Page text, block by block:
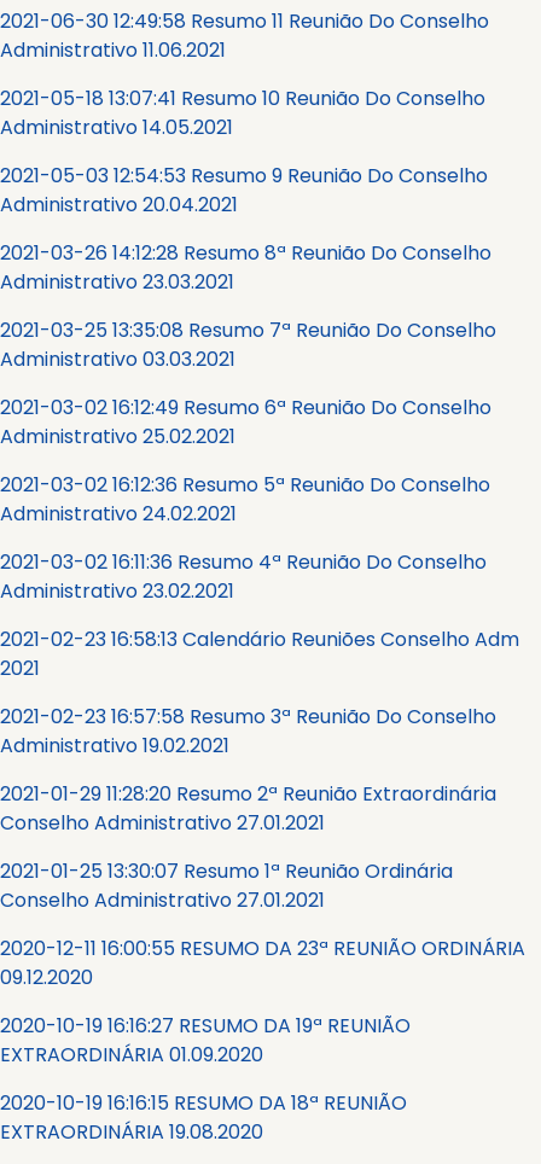
2021-06-30 12:49:58 Resumo 11 Reunião Do Conselho
Administrativo 11.06.2021
2021-05-18 13:07:41 Resumo 10 Reunião Do Conselho
Administrativo 14.05.2021
2021-05-03 12:54:53 Resumo 9 Reunião Do Conselho
Administrativo 20.04.2021
2021-03-26 14:12:28 Resumo 8ª Reunião Do Conselho
Administrativo 23.03.2021
2021-03-25 13:35:08 Resumo 7ª Reunião Do Conselho
Administrativo 03.03.2021
2021-03-02 16:12:49 Resumo 6ª Reunião Do Conselho
Administrativo 25.02.2021
2021-03-02 16:12:36 Resumo 5ª Reunião Do Conselho
Administrativo 24.02.2021
2021-03-02 16:11:36 Resumo 4ª Reunião Do Conselho
Administrativo 23.02.2021
2021-02-23 16:58:13 Calendário Reuniões Conselho Adm
2021
2021-02-23 16:57:58 Resumo 3ª Reunião Do Conselho
Administrativo 19.02.2021
2021-01-29 11:28:20 Resumo 2ª Reunião Extraordinária
Conselho Administrativo 27.01.2021
2021-01-25 13:30:07 Resumo 1ª Reunião Ordinária
Conselho Administrativo 27.01.2021
2020-12-11 16:00:55 RESUMO DA 23ª REUNIÃO ORDINÁRIA
09.12.2020
2020-10-19 16:16:27 RESUMO DA 19ª REUNIÃO
EXTRAORDINÁRIA 01.09.2020
2020-10-19 16:16:15 RESUMO DA 18ª REUNIÃO
EXTRAORDINÁRIA 19.08.2020